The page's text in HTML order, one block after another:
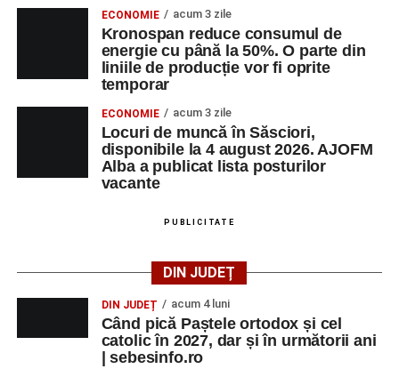
ECONOMIE acum 3 zile
Kronospan reduce consumul de
energie cu până la 50%. O parte din
liniile de producție vor fi oprite
temporar
ECONOMIE acum 3 zile
Locuri de muncă în Săsciori,
disponibile la 4 august 2026. AJOFM
Alba a publicat lista posturilor
vacante
PUBLICITATE
DIN JUDEȚ
DIN JUDEȚ acum 4 luni
Când pică Paștele ortodox și cel
catolic în 2027, dar și în următorii ani
| sebesinfo.ro